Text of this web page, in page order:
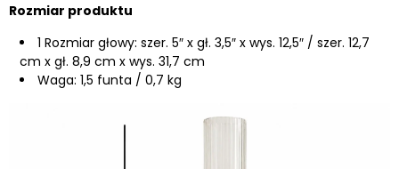
Rozmiar produktu
1 Rozmiar głowy: szer. 5″ x gł. 3,5″ x wys. 12,5″ / szer. 12,7
cm x gł. 8,9 cm x wys. 31,7 cm
Waga: 1,5 funta / 0,7 kg